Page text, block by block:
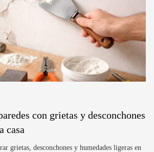
con grietas y desconchones
casa
grietas, desconchones y humedades ligeras en